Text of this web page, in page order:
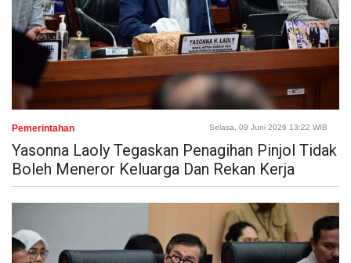
Pemerintahan Selasa, 09 Juni 2026 13:22 WIB
Yasonna Laoly Tegaskan Penagihan Pinjol Tidak
Boleh Meneror Keluarga Dan Rekan Kerja